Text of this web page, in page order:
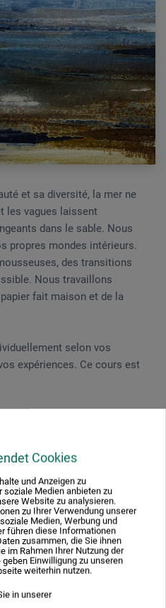
Cookies
und Anzeigen zu
Medien anbieten zu
Website zu analysieren.
zu Ihrer Verwendung unserer
Medien, Werbung und
führen diese Informationen
zusammen, die Sie ihnen
im Rahmen Ihrer Nutzung der
Einwilligung zu unseren
weiterhin nutzen.
in unserer
et sa diversité, la mer ne
les vagues laissent
dans le sable. Nous
propres mondes intérieurs.
des transitions
Nous travaillons
fait maison et de la
selon vos
expériences. Ce cours est
à Aarberg, en français et en
d‘adultes en